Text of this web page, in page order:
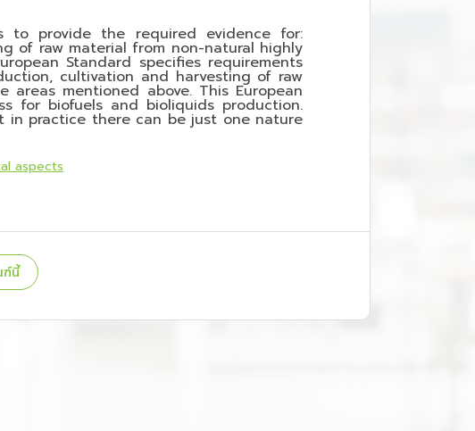
to provide the required evidence for:
of raw material from non-natural highly
Standard specifies requirements
cultivation and harvesting of raw
mentioned above. This European
for biofuels and bioliquids production.
in practice there can be just one nature
aspects
นี้